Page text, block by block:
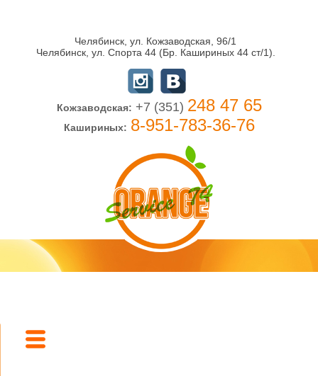
Челябинск, ул. Кожзаводская, 96/1
Челябинск, ул. Спорта 44 (Бр. Кашириных 44 ст/1).
Кожзаводская: +7 (351) 248 47 65
Кашириных: 8-951-783-36-76